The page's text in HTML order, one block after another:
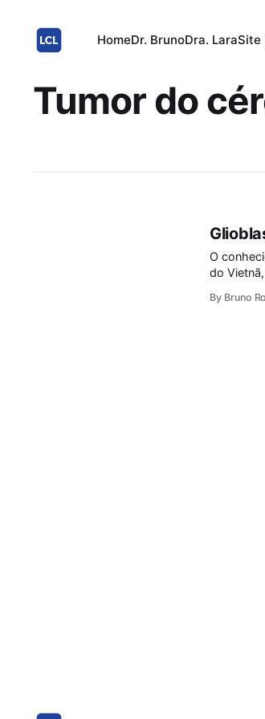
HomeDr. BrunoDra. LaraSite
Tumor do
O
do Vietnã, é
By Bruno